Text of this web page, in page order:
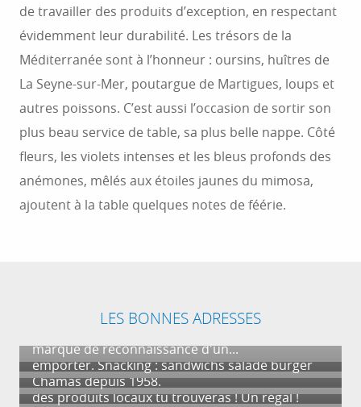
de travailler des produits d’exception, en respectant
évidemment leur durabilité. Les trésors de la
Méditerranée sont à l’honneur : oursins, huîtres de
La Seyne-sur-Mer, poutargue de Martigues, loups et
autres poissons. C’est aussi l’occasion de sortir son
plus beau service de table, sa plus belle nappe. Côté
fleurs, les violets intenses et les bleus profonds des
anémones, mêlés aux étoiles jaunes du mimosa,
ajoutent à la table quelques notes de féérie.
LES BONNES ADRESSES
Biot ® a inventé le verre bullé. Elle a obtenu le
label Entreprise du Patrimoine Vivant (EPV),
marque de reconnaissance d'un...
Plats cuisinés sur place, cuisine généreuse et
copieuse. Propose un service de vente à
emporter. Snacking : sandwichs salade burger
La petite entreprise traditionnelle de cuisine de
Marius Bernard, le célèbre ambassadeur
provençal du goût, a pignon sur rue à St-
Chamas depuis 1958.
Le Bleu du Queyras et autres fromages aux laits
CRUS, de vache, de brebis et de chèvre ainsi que
des produits locaux tu trouveras ! Un régal !